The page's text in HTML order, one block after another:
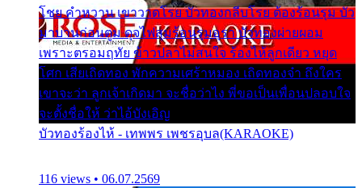
โชย คำหวาน เขาวาดโรย บัวทองกลีบโรย ต้องร้อนรุม บัว
มาบานก่อนตูม ดุจไฟสุมร้อนรุมอุรา บัวทองผ่ายผอม
เพราะตรอมฤทัย ข้าวปลาไม่สนใจ ร้องไห้ลูกเดียว หยุด
โศก เสียเถิดทอง พักความเศร้าหมอง เถิดทองจ๋า ถึงใคร
เขาจะว่า ลูกเจ้าเกิดมา จะชื่อว่าไง พี่ขอเป็นเพื่อนปลอบใจ
จะตั้งชื่อให้ ว่าไอ้บังเอิญ
บัวทองร้องไห้ - เทพพร เพชรอุบล(KARAOKE)
116 views • 06.07.2569